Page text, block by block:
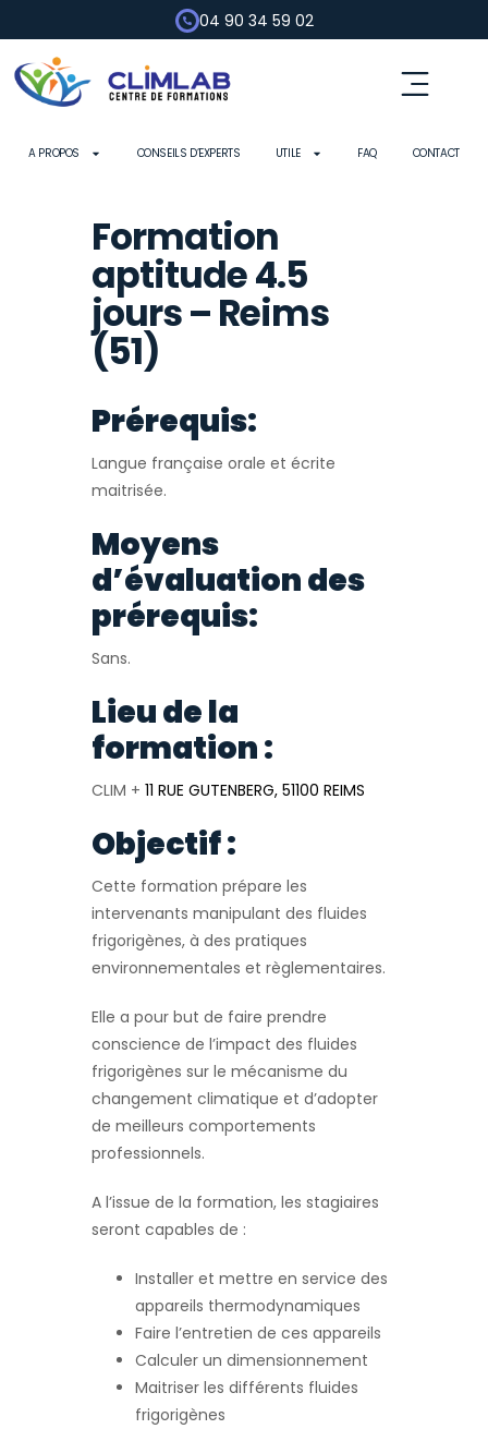
04 90 34 59 02
A PROPOS CONSEILS D’EXPERTS UTILE FAQ CONTACT
Formation
aptitude 4.5
jours – Reims
(51)
Prérequis:
Langue française orale et écrite
maitrisée.
Moyens
d’évaluation des
prérequis:
Sans.
Lieu de la
formation :
CLIM + 11 RUE GUTENBERG, 51100 REIMS
Objectif :
Cette formation prépare les
intervenants manipulant des fluides
frigorigènes, à des pratiques
environnementales et règlementaires.
Elle a pour but de faire prendre
conscience de l’impact des fluides
frigorigènes sur le mécanisme du
changement climatique et d’adopter
de meilleurs comportements
professionnels.
A l’issue de la formation, les stagiaires
seront capables de :
Installer et mettre en service des
appareils thermodynamiques
Faire l’entretien de ces appareils
Calculer un dimensionnement
Maitriser les différents fluides
frigorigènes